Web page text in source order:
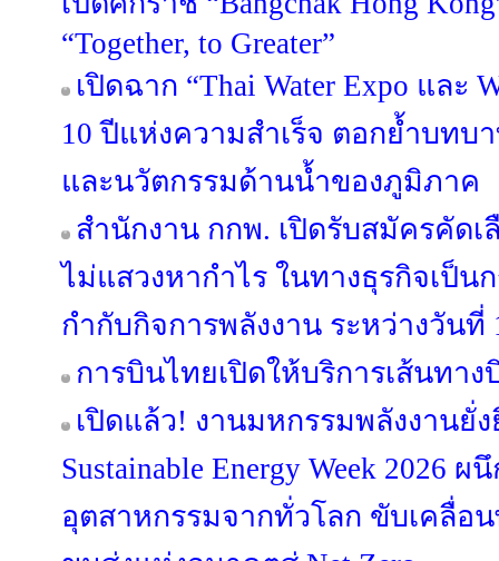
“Together, to Greater”
เปิดฉาก “Thai Water Expo และ
10 ปีแห่งความสำเร็จ ตอกย้ำบทบ
และนวัตกรรมด้านน้ำของภูมิภาค
สำนักงาน กกพ. เปิดรับสมัครคัด
ไม่แสวงหากำไร ในทางธุรกิจเป็น
กำกับกิจการพลังงาน ระหว่างวันที่
การบินไทยเปิดให้บริการเส้นทา
เปิดแล้ว! งานมหกรรมพลังงานยั่ง
Sustainable Energy Week 2026
อุตสาหกรรมจากทั่วโลก ขับเคลื่อ